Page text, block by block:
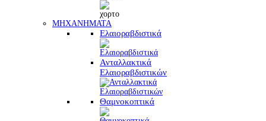
ΜΗΧΑΝΗΜΑΤΑ
Ελαιοραβδιστικά
Ανταλλακτικά
Ελαιοραβδιστικών
Θαμνοκοπτικά